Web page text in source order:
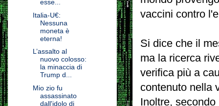
vaccini contro
Si dice che il
ma la ricerca
verifica più a
contenuto nella
Inoltre,
esse...
Italia-U€:
Nessuna
moneta è
eterna!
L’assalto al
nuovo colosso:
la minaccia di
Trump d...
Mio zio fu
assassinato
dall'idolo di